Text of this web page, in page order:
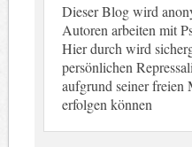
Dieser Blog wird
Autoren arbeiten mit
Hier durch wird
persönlichen
aufgrund seiner freien
erfolgen können